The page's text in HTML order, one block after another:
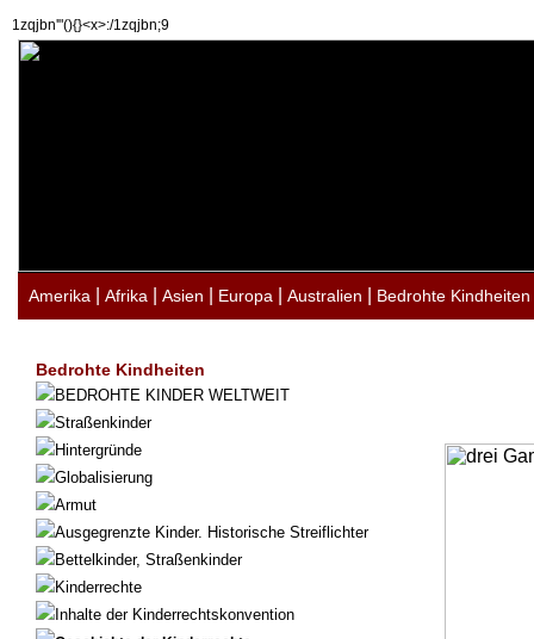
1zqjbn'"(){}<x>:/1zqjbn;9
Amerika Afrika Asien Europa Australien Bedrohte Kindheiten
Bedrohte Kindheiten
BEDROHTE KINDER WELTWEIT
Straßenkinder
Hintergründe
Globalisierung
Armut
Ausgegrenzte Kinder. Historische Streiflichter
Bettelkinder, Straßenkinder
Kinderrechte
Inhalte der Kinderrechtskonvention